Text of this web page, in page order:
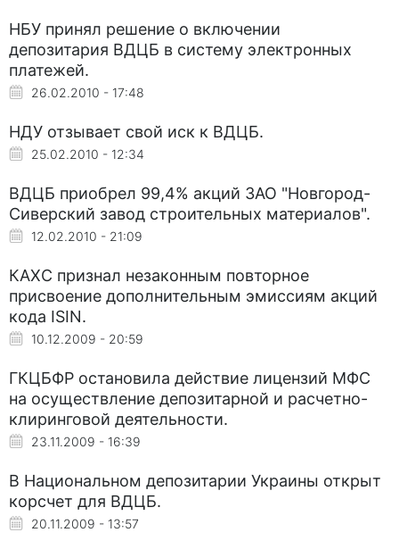
НБУ принял решение о включении
депозитария ВДЦБ в систему электронных
платежей.
26.02.2010 - 17:48
НДУ отзывает свой иск к ВДЦБ.
25.02.2010 - 12:34
ВДЦБ приобрел 99,4% акций ЗАО "Новгород-
Сиверский завод строительных материалов".
12.02.2010 - 21:09
КАХС признал незаконным повторное
присвоение дополнительным эмиссиям акций
кода ISIN.
10.12.2009 - 20:59
ГКЦБФР остановила действие лицензий МФС
на осуществление депозитарной и расчетно-
клиринговой деятельности.
23.11.2009 - 16:39
В Национальном депозитарии Украины открыт
корсчет для ВДЦБ.
20.11.2009 - 13:57